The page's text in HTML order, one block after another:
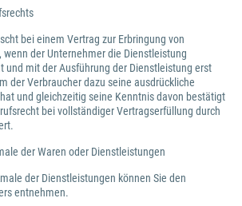
bei einem Vertrag zur Erbringung von
der Unternehmer die Dienstleistung
und mit der Ausführung der Dienstleistung erst
der Verbraucher dazu seine ausdrückliche
und gleichzeitig seine Kenntnis davon bestätigt
bei vollständiger Vertragserfüllung durch
der Waren oder Dienstleistungen
der Dienstleistungen können Sie den
entnehmen.